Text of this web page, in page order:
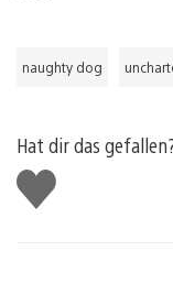
naughty dog
Hat dir das
Gefällt
mir